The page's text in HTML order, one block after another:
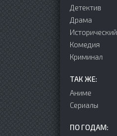
Детектив
Драма
Исторический
Комедия
Криминал
ТАК ЖЕ:
Аниме
Сериалы
ПО ГОДАМ: